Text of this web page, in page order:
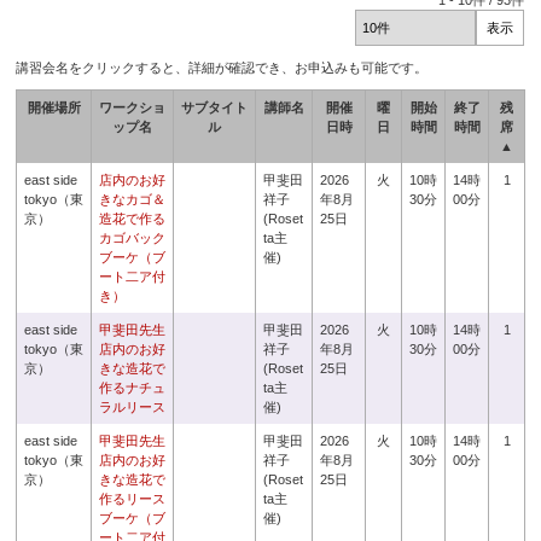
講習会名をクリックすると、詳細が確認でき、お申込みも可能です。
開催場所
ワークショ
ップ名
サブタイト
ル
講師名
開催
日時
曜
日
開始
時間
終了
時間
残
席
▲
east side
tokyo（東
京）
店内のお好
きなカゴ＆
造花で作る
カゴバック
ブーケ（ブ
ート二ア付
き）
甲斐田
祥子
(Roset
ta主
催)
2026
年8月
25日
火
10時
30分
14時
00分
1
east side
tokyo（東
京）
甲斐田先生
店内のお好
きな造花で
作るナチュ
ラルリース
甲斐田
祥子
(Roset
ta主
催)
2026
年8月
25日
火
10時
30分
14時
00分
1
east side
tokyo（東
京）
甲斐田先生
店内のお好
きな造花で
作るリース
ブーケ（ブ
ート二ア付
甲斐田
祥子
(Roset
ta主
催)
2026
年8月
25日
火
10時
30分
14時
00分
1